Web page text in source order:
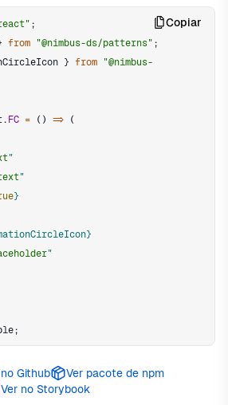
;
from "@nimbus-ds/patterns" ;
} from
"@nimbus-
. FC = ( ) =>
(
"
"
}
}
"
;
Copiar
Github
Ver pacote de npm
Ver no Storybook